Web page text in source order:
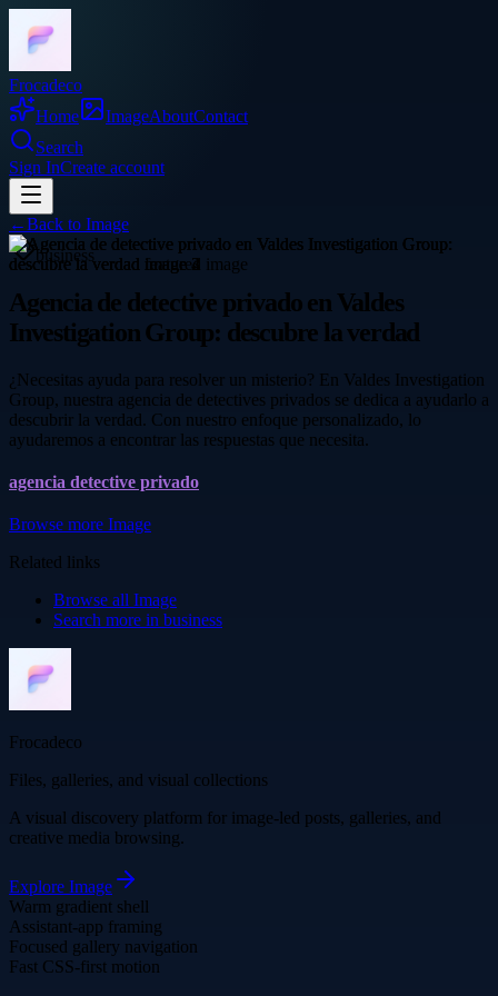
Frocadeco
Home
ImageAboutContact
Search
Sign InCreate account
←Back to Image
business
Agencia de detective privado en Valdes
Investigation Group: descubre la verdad
¿Necesitas ayuda para resolver un misterio? En Valdes Investigation
Group, nuestra agencia de detectives privados se dedica a ayudarlo a
descubrir la verdad. Con nuestro enfoque personalizado, lo
ayudaremos a encontrar las respuestas que necesita.
agencia detective privado
Browse more Image
Related links
Browse all Image
Search more in business
Frocadeco
Files, galleries, and visual collections
A visual discovery platform for image-led posts, galleries, and
creative media browsing.
Explore Image
Warm gradient shell
Assistant-app framing
Focused gallery navigation
Fast CSS-first motion